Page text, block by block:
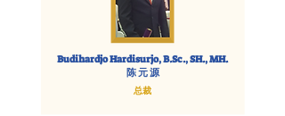
Budihardjo Hardisurjo, B.Sc., SH., MH.
​陈 元 源
总裁